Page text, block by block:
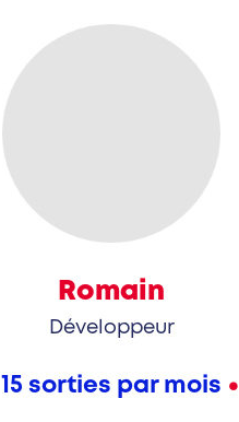
Romain
Développeur
15 sorties par mois •